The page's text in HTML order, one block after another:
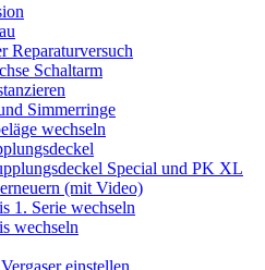
Reparaturversuch
Schaltarm
Simmerringe
wechseln
Special und PK XL
(mit Video)
1. Serie wechseln
wechseln
einstellen